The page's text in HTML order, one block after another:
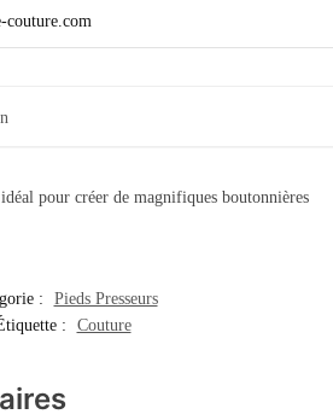
pour créer de magnifiques boutonnières
:
Pieds Presseurs
:
Couture